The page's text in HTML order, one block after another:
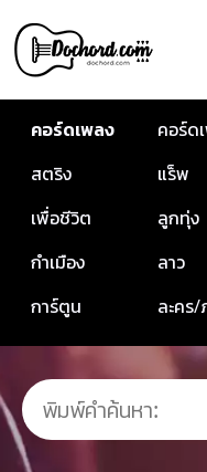
คอร์ดเพลง คอร์ด
สตริง
แร็พ
เพื่อชีวิต
ลูกทุ่ง
กำเมือง
ลาว
การ์ตูน
ละคร